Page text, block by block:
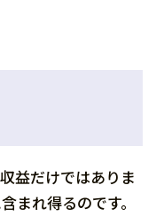
益だけではありま
まれ得るのです。